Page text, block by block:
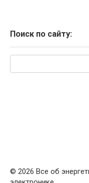
Поиск по сайту:
© 2026 Все об